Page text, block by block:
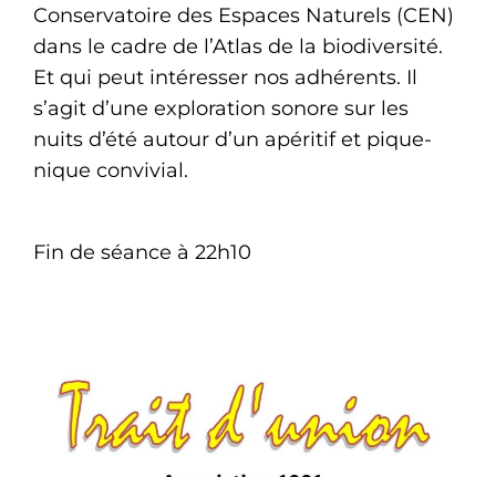
Conservatoire des Espaces Naturels (CEN)
dans le cadre de l’Atlas de la biodiversité.
Et qui peut intéresser nos adhérents. Il
s’agit d’une exploration sonore sur les
nuits d’été autour d’un apéritif et pique-
nique convivial.
Fin de séance à 22h10